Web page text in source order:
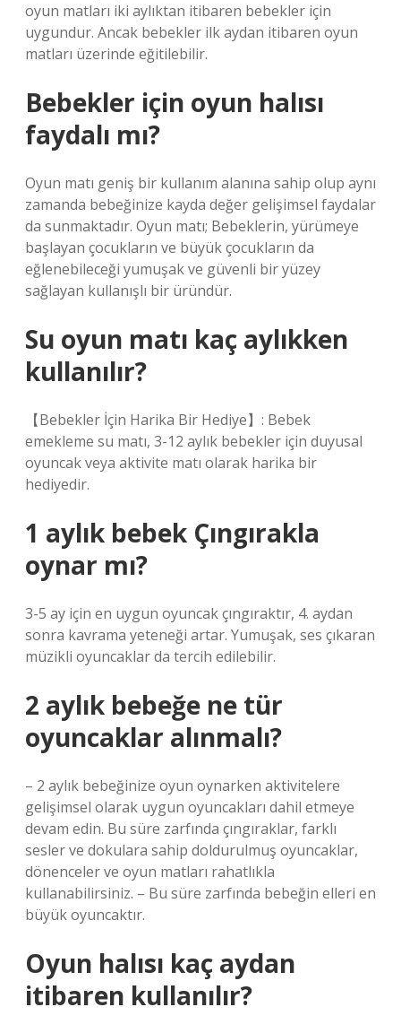
oyun matları iki aylıktan itibaren bebekler için
uygundur. Ancak bebekler ilk aydan itibaren oyun
matları üzerinde eğitilebilir.
Bebekler için oyun halısı
faydalı mı?
Oyun matı geniş bir kullanım alanına sahip olup aynı
zamanda bebeğinize kayda değer gelişimsel faydalar
da sunmaktadır. Oyun matı; Bebeklerin, yürümeye
başlayan çocukların ve büyük çocukların da
eğlenebileceği yumuşak ve güvenli bir yüzey
sağlayan kullanışlı bir üründür.
Su oyun matı kaç aylıkken
kullanılır?
【Bebekler İçin Harika Bir Hediye】: Bebek
emekleme su matı, 3-12 aylık bebekler için duyusal
oyuncak veya aktivite matı olarak harika bir
hediyedir.
1 aylık bebek Çıngırakla
oynar mı?
3-5 ay için en uygun oyuncak çıngıraktır, 4. aydan
sonra kavrama yeteneği artar. Yumuşak, ses çıkaran
müzikli oyuncaklar da tercih edilebilir.
2 aylık bebeğe ne tür
oyuncaklar alınmalı?
– 2 aylık bebeğinize oyun oynarken aktivitelere
gelişimsel olarak uygun oyuncakları dahil etmeye
devam edin. Bu süre zarfında çıngıraklar, farklı
sesler ve dokulara sahip doldurulmuş oyuncaklar,
dönenceler ve oyun matları rahatlıkla
kullanabilirsiniz. – Bu süre zarfında bebeğin elleri en
büyük oyuncaktır.
Oyun halısı kaç aydan
itibaren kullanılır?